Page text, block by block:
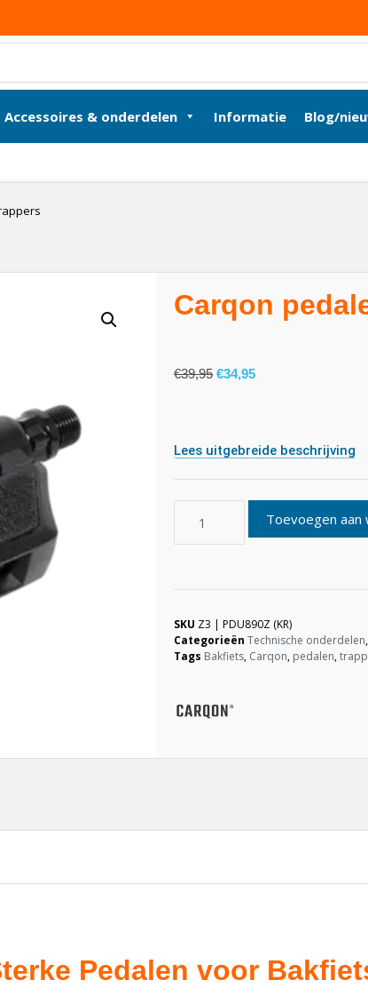
Accessoires & onderdelen Informatie Blog/
Carqon
€39,95 €34,95
Lees uitgebreide beschrijving
Toevoegen aan
SKU Z3 | PDU890Z (KR)
Categorieën Technische onderdelen,
Tags Bakfiets, Carqon, pedalen,
Pedalen voor